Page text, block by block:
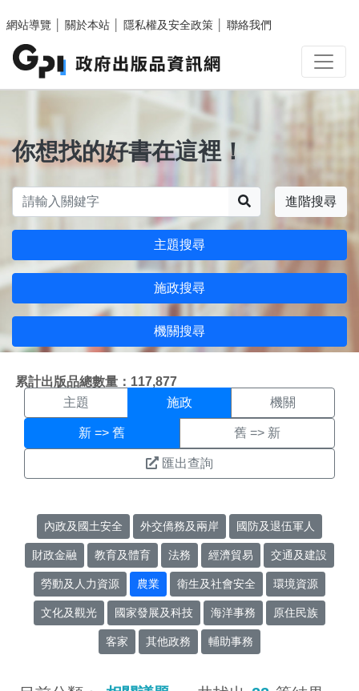
網站導覽
關於本站 隱私權及安全政策 聯絡我們
你想找的好書在這裡！
進階搜尋
主題搜尋
施政搜尋
機關搜尋
累計出版品總數量：117,877
施政搜尋結果頁面
主題 施政 機關
新 => 舊 舊 => 新
匯出查詢
內政及國土安全 外交僑務及兩岸 國防及退伍軍人
財政金融 教育及體育 法務 經濟貿易 交通及建設
勞動及人力資源 農業 衛生及社會安全 環境資源
文化及觀光 國家發展及科技 海洋事務 原住民族
客家 其他政務 輔助事務